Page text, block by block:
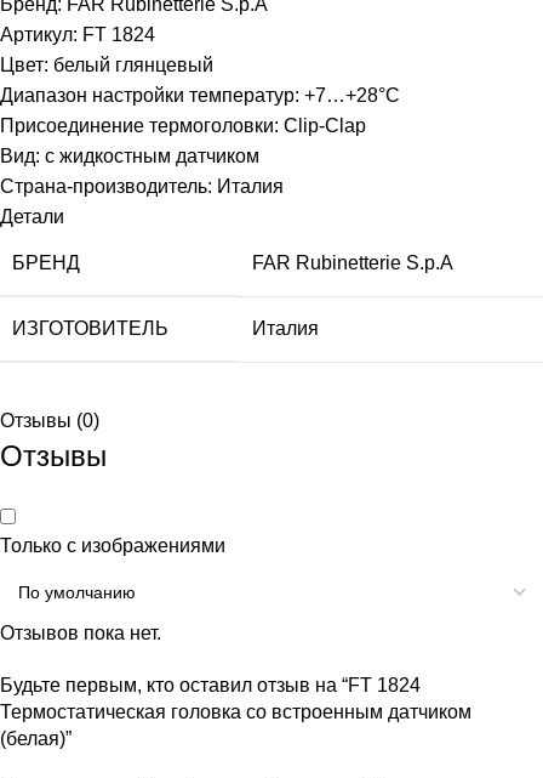
Бренд: FAR Rubinetterie S.p.A
Артикул: FT 1824
Цвет: белый глянцевый
Диапазон настройки температур: +7…+28°С
Присоединение термоголовки: Clip-Clap
Вид: с жидкостным датчиком
Страна-производитель: Италия
Детали
БРЕНД FAR Rubinetterie S.p.A
ИЗГОТОВИТЕЛЬ Италия
Отзывы (0)
Отзывы
Только с изображениями
Отзывов пока нет.
Будьте первым, кто оставил отзыв на “FТ 1824
Термостатическая головка со встроенным датчиком
(белая)”